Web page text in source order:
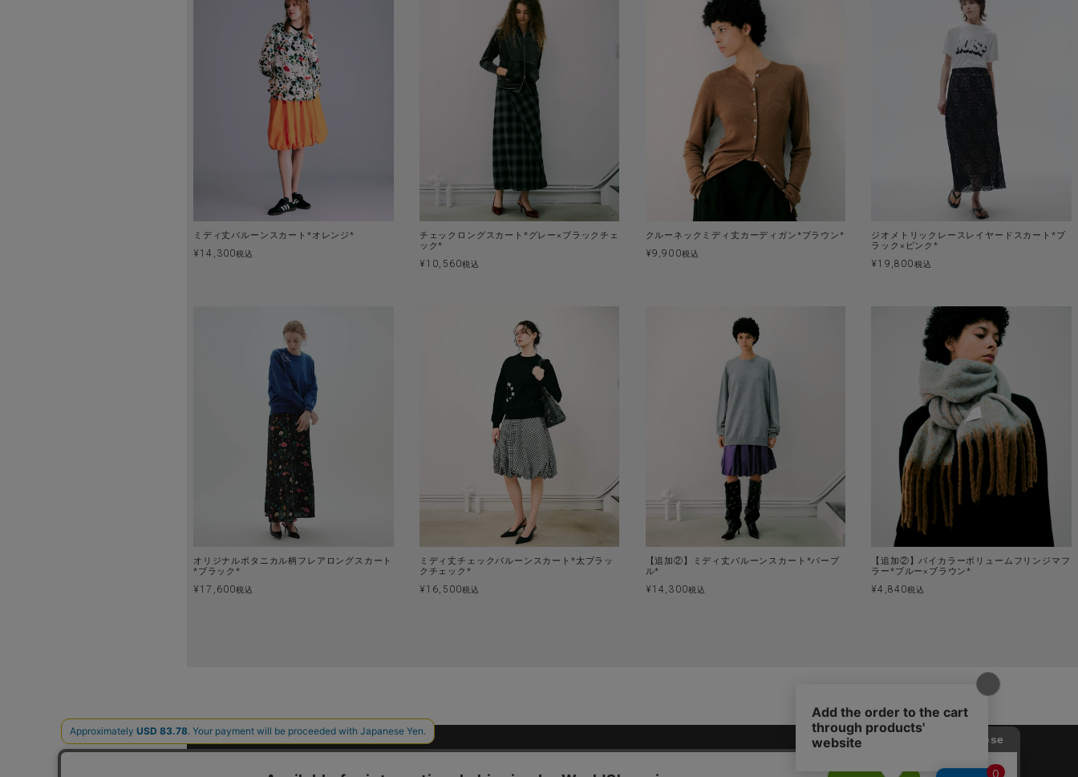
ミディ丈バルーンスカート*オレンジ*
¥ 14,300税込
チェックロングスカート*グレー×ブラックチェ
ック*
¥ 10,560税込
クルーネックミディ丈カーディガン*ブラウン*
¥9,900税込
ジオメトリックレースレイヤードスカート*ブ
ラック×ピンク*
¥ 19,800税込
オリジナルボタニカル柄フレアロングスカート
*ブラック*
¥ 17,600税込
ミディ丈チェックバルーンスカート*太ブラッ
クチェック*
¥ 16,500税込
【追加②】ミディ丈バルーンスカート*パープ
ル*
¥ 14,300税込
【追加②】バイカラーボリュームフリンジマフ
ラー*ブルー×ブラウン*
¥4,840税込
ABOUT US PRIVACY POLICY SHOPPING GUIDE